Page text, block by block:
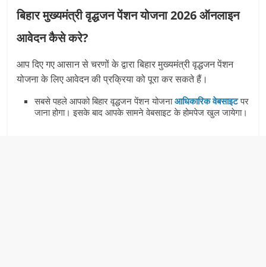
बिहार मुख्यमंत्री वृद्धजन पेंशन योजना 2026 ऑनलाइन
आवेदन कैसे करे?
आप दिए गए आसान से चरणों के द्वारा बिहार मुख्यमंत्री वृद्धजन पेंशन
योजना के लिए आवेदन की प्रक्रिया को पूरा कर सकते हैं।
सबसे पहले आपको बिहार वृद्धजन पेंशन योजनाआधिकारिक वेबसाइटपर
जाना होगा। इसके बाद आपके सामने वेबसाइट के होमपेज खुल जायेगा।